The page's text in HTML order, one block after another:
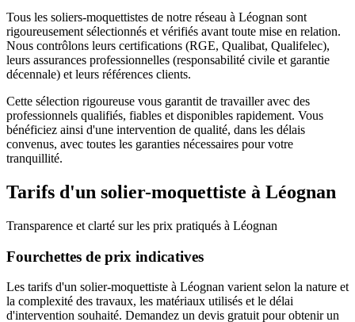
Tous les soliers-moquettistes de notre réseau à Léognan sont
rigoureusement sélectionnés et vérifiés avant toute mise en relation.
Nous contrôlons leurs certifications (RGE, Qualibat, Qualifelec),
leurs assurances professionnelles (responsabilité civile et garantie
décennale) et leurs références clients.
Cette sélection rigoureuse vous garantit de travailler avec des
professionnels qualifiés, fiables et disponibles rapidement. Vous
bénéficiez ainsi d'une intervention de qualité, dans les délais
convenus, avec toutes les garanties nécessaires pour votre
tranquillité.
Tarifs d'un solier-moquettiste à Léognan
Transparence et clarté sur les prix pratiqués à Léognan
Fourchettes de prix indicatives
Les tarifs d'un solier-moquettiste à Léognan varient selon la nature et
la complexité des travaux, les matériaux utilisés et le délai
d'intervention souhaité. Demandez un devis gratuit pour obtenir un